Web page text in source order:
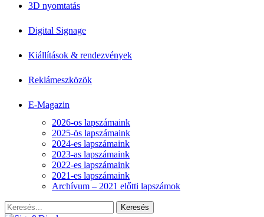
3D nyomtatás
Digital Signage
Kiállítások & rendezvények
Reklámeszközök
E-Magazin
2026-os lapszámaink
2025-ös lapszámaink
2024-es lapszámaink
2023-as lapszámaink
2022-es lapszámaink
2021-es lapszámaink
Archívum – 2021 előtti lapszámok